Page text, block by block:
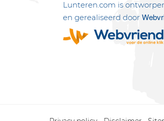
Lunteren.com is
en gerealiseerd door